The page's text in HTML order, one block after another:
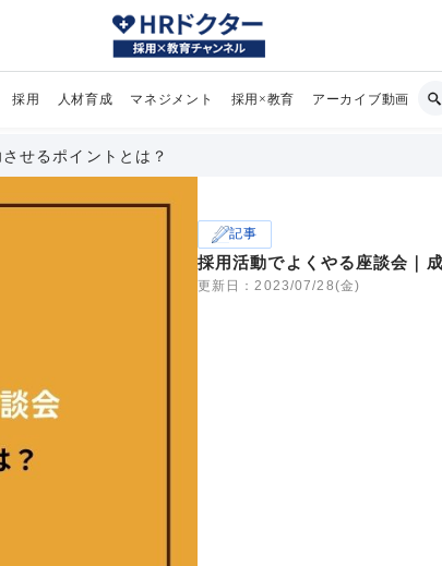
採用 人材育成 マネジメント 採用×教育 アーカイブ動画
せるポイントとは？
記事
採用活動でよくやる座談会｜
更新日：2023/07/28(金)